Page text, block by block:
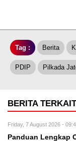
Tag : Berita
PDIP Pilkada
BERITA TERKAIT
Friday, 7 August 2026 -
Panduan Lengkap